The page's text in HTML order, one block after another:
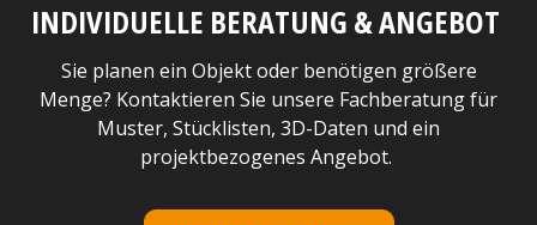
INDIVIDUELLE BERATUNG & ANGEBOT
Sie planen ein Objekt oder benötigen größere
Menge? Kontaktieren Sie unsere Fachberatung für
Muster, Stücklisten, 3D-Daten und ein
projektbezogenes Angebot.